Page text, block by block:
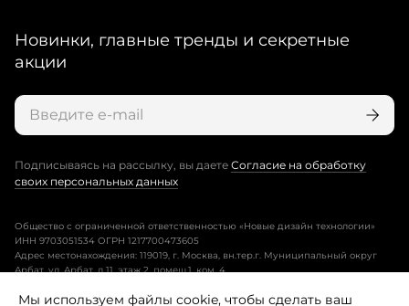
Новинки, главные тренды и секретные
акции
Подписываясь на рассылку, вы даете Согласие на обработку
своих персональных данных
Общество с ограниченной ответственностью «Новые дизайн технологии»
ИНН 9703051534 ОГРН 1217700473605
Адрес местонахождения: 119019, г. Москва, вн.тер.г. Муниципальный округ
Арбат, ул. Арбат, д.11, этаж 2, помещ.1, ком. 4.
Мы используем файлы cookie, чтобы сделать ваш